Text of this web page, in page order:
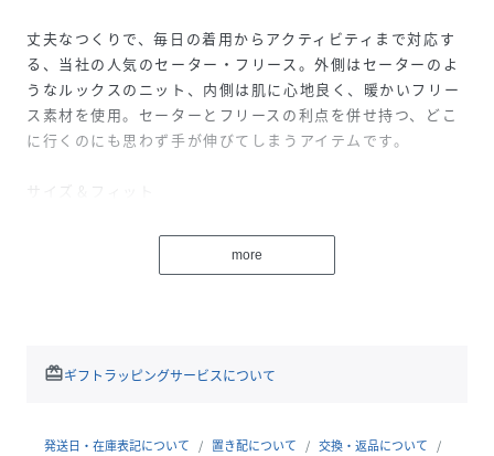
丈夫なつくりで、毎日の着用からアクティビティまで対応す
る、当社の人気のセーター・フリース。外側はセーターのよ
うなルックスのニット、内側は肌に心地良く、暖かいフリー
ス素材を使用。セーターとフリースの利点を併せ持つ、どこ
に行くのにも思わず手が伸びてしまうアイテムです。
サイズ＆フィット
洗濯機の使用可
前はジッパー開閉、ウインド・フラップ付き
more
redeemギフトラッピングサービスについて
発送日・在庫表記について 置き配について
交換・返品について